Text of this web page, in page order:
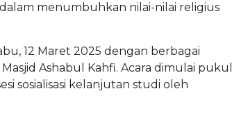
menumbuhkan nilai-nilai religius
12 Maret 2025 dengan berbagai
Ashabul Kahfi. Acara dimulai pukul
sosialisasi kelanjutan studi oleh